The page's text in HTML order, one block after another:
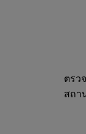
ตรว
สถา